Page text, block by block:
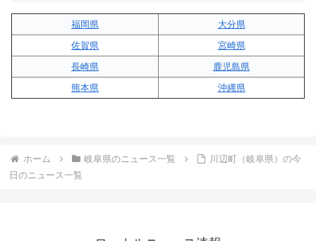
福岡県
大分県
佐賀県
宮崎県
長崎県
鹿児島県
熊本県
沖縄県
ホーム 岐阜県のニュース一覧
川辺町（岐阜県）の今
日のニュース一覧